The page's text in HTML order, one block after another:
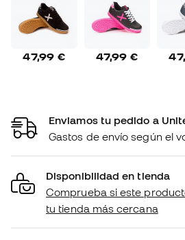
47,99 € 47,99 €
Enviamos tu pedido a
Gastos de envío según el
Disponibilidad en tienda
Comprueba si este
tu tienda más cercana